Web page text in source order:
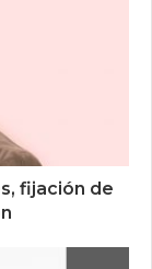
fijación de